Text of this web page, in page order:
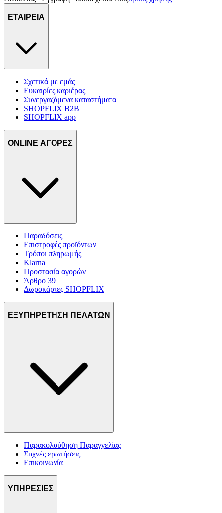
ΕΤΑΙΡΕΙΑ
Σχετικά με εμάς
Ευκαιρίες καριέρας
Συνεργαζόμενα καταστήματα
SHOPFLIX B2B
SHOPFLIX app
ONLINE ΑΓΟΡΕΣ
Παραδόσεις
Επιστροφές προϊόντων
Τρόποι πληρωμής
Klarna
Προστασία αγορών
Άρθρο 39
Δωροκάρτες SHOPFLIX
ΕΞΥΠΗΡΕΤΗΣΗ ΠΕΛΑΤΩΝ
Παρακολούθηση Παραγγελίας
Συχνές ερωτήσεις
Επικοινωνία
ΥΠΗΡΕΣΙΕΣ